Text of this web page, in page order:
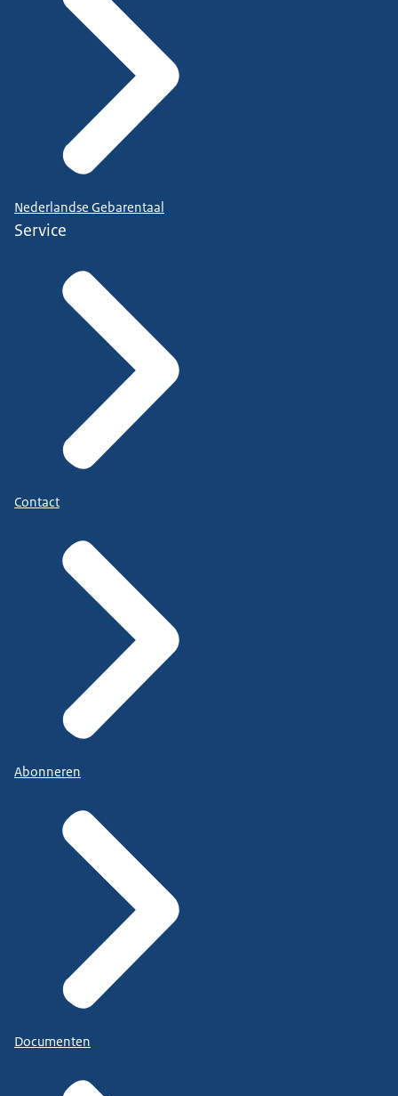
Nederlandse Gebarentaal
Service
Contact
Abonneren
Documenten